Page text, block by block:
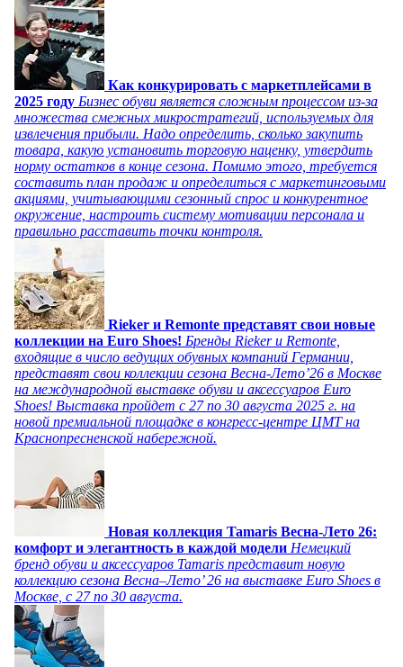
Как конкурировать с маркетплейсами в
2025 году Бизнес обуви является сложным процессом из-за
множества смежных микростратегий, используемых для
извлечения прибыли. Надо определить, сколько закупить
товара, какую установить торговую наценку, утвердить
норму остатков в конце сезона. Помимо этого, требуется
составить план продаж и определиться с маркетинговыми
акциями, учитывающими сезонный спрос и конкурентное
окружение, настроить систему мотивации персонала и
правильно расставить точки контроля.
Rieker и Remonte представят свои новые
коллекции на Euro Shoes! Бренды Rieker и Remonte,
входящие в число ведущих обувных компаний Германии,
представят свои коллекции сезона Весна-Лето’26 в Москве
на международной выставке обуви и аксессуаров Euro
Shoes! Выставка пройдет c 27 по 30 августа 2025 г. на
новой премиальной площадке в конгресс-центре ЦМТ на
Краснопресненской набережной.
Новая коллекция Tamaris Весна-Лето 26:
комфорт и элегантность в каждой модели Немецкий
бренд обуви и аксессуаров Tamaris представит новую
коллекцию сезона Весна–Лето’ 26 на выставке Euro Shoes в
Москве, с 27 по 30 августа.